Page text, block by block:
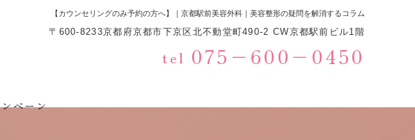
【カウンセリングのみ予約の方へ】｜京都駅前美容外科｜美容整形の疑問を解消するコラム
〒600-8233京都府京都市下京区北不動堂町490-2 CW京都駅前ビル1階
tel 075−600−0450
ペーン